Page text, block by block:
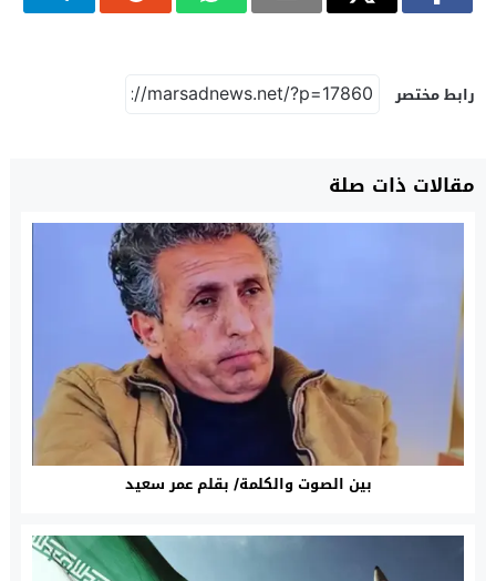
رابط مختصر
مقالات ذات صلة
بين الصوت والكلمة/ بقلم عمر سعيد